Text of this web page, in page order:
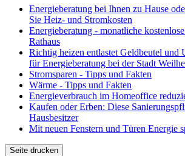
Energieberatung bei Ihnen zu Hause
Sie Heiz- und Stromkosten
Energieberatung - monatliche
Rathaus
Richtig heizen entlastet Geldbeutel und
für Energieberatung bei der Stadt
Stromsparen - Tipps und Fakten
Wärme - Tipps und Fakten
Energieverbrauch im Homeoffice
Kaufen oder Erben: Diese
Hausbesitzer
Mit neuen Fenstern und Türen Energie
Seite drucken